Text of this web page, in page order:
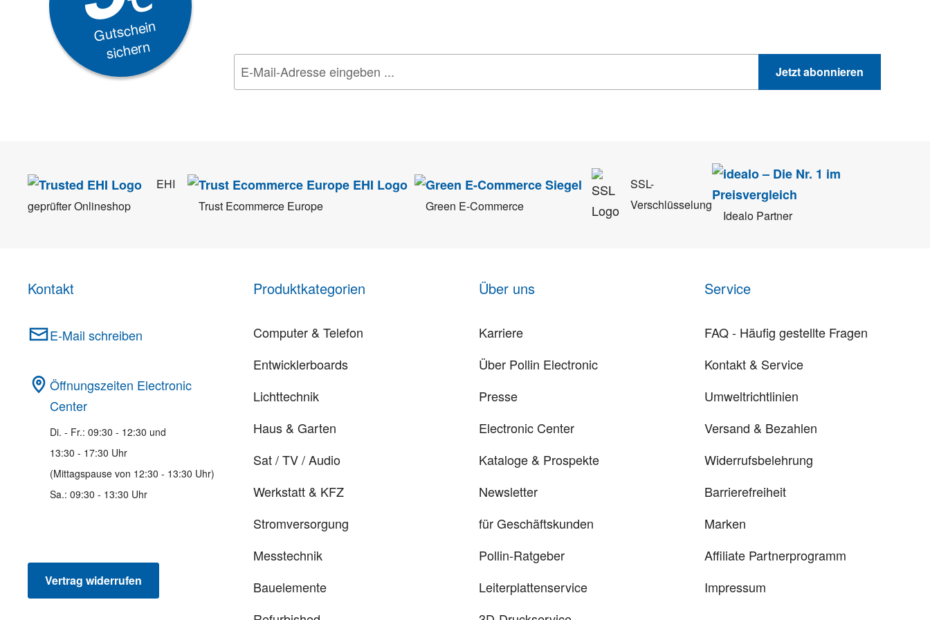
Gutschein
sichern
Jetzt abonnieren
EHI
geprüfter Onlineshop
Trust Ecommerce Europe Green E-Commerce
SSL-
Verschlüsselung
Idealo Partner
Kontakt
E-Mail schreiben
Öffnungszeiten Electronic
Center
Di. - Fr.: 09:30 - 12:30 und
13:30 - 17:30 Uhr
(Mittagspause von 12:30 - 13:30 Uhr)
Sa.: 09:30 - 13:30 Uhr
Vertrag widerrufen
Produktkategorien
Computer & Telefon
Entwicklerboards
Lichttechnik
Haus & Garten
Sat / TV / Audio
Werkstatt & KFZ
Stromversorgung
Messtechnik
Bauelemente
Über uns
Karriere
Über Pollin Electronic
Presse
Electronic Center
Kataloge & Prospekte
Newsletter
für Geschäftskunden
Pollin-Ratgeber
Leiterplattenservice
Service
FAQ - Häufig gestellte Fragen
Kontakt & Service
Umweltrichtlinien
Versand & Bezahlen
Widerrufsbelehrung
Barrierefreiheit
Marken
Affiliate Partnerprogramm
Impressum